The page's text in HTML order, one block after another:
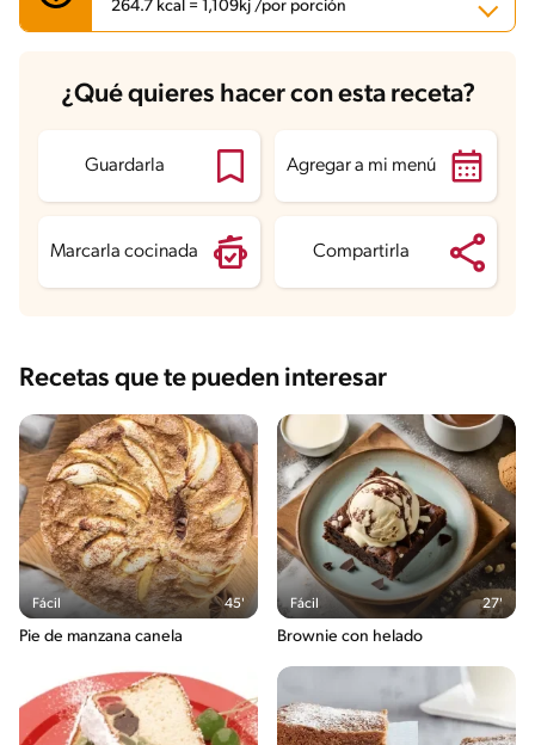
264.7 kcal = 1,109kj /por porción
Carbohidratos 30.9 g
Energía 264.7 kcal
Proteína
Grasas saturadas 6 g
Sodio 131.4 mg
¿Qué quieres hacer con esta receta?
Guardarla Agregar a mi menú
Marcarla cocinada Compartirla
Recetas que te pueden interesar
Fácil 45'
Pie de manzana canela
Fácil 27'
Brownie con helado